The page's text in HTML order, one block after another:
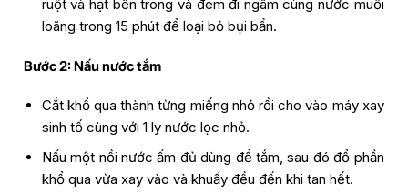
ruột và hạt bên trong và đem đi ngâm cùng nước muối
loãng trong 15 phút để loại bỏ bụi bẩn.
Bước 2: Nấu nước tắm
Cắt khổ qua thành từng miếng nhỏ rồi cho vào máy xay
sinh tố cùng với 1 ly nước lọc nhỏ.
Nấu một nồi nước ấm đủ dùng để tắm, sau đó đổ phần
khổ qua vừa xay vào và khuấy đều đến khi tan hết.